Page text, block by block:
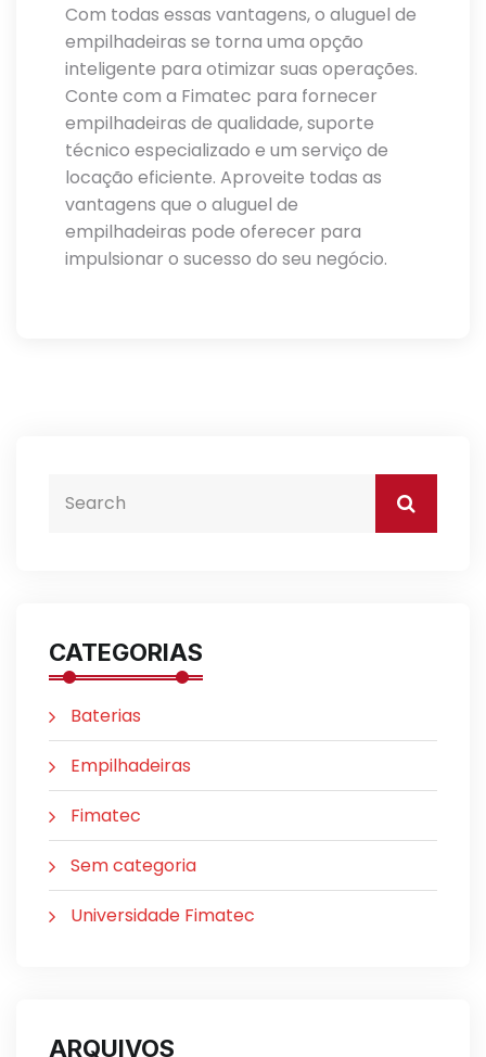
Com todas essas vantagens, o aluguel de
empilhadeiras se torna uma opção
inteligente para otimizar suas operações.
Conte com a Fimatec para fornecer
empilhadeiras de qualidade, suporte
técnico especializado e um serviço de
locação eficiente. Aproveite todas as
vantagens que o aluguel de
empilhadeiras pode oferecer para
impulsionar o sucesso do seu negócio.
CATEGORIAS
Baterias
Empilhadeiras
Fimatec
Sem categoria
Universidade Fimatec
ARQUIVOS